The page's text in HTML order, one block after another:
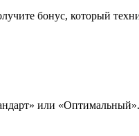
бонус, который
или